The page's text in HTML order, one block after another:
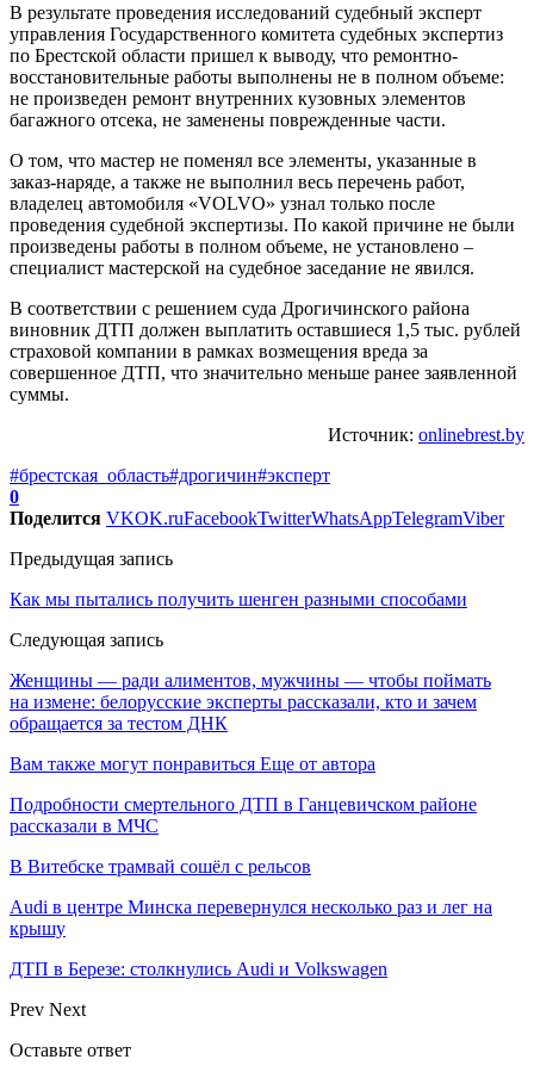
В результате проведения исследований судебный эксперт
управления Государственного комитета судебных экспертиз
по Брестской области пришел к выводу, что ремонтно-
восстановительные работы выполнены не в полном объеме:
не произведен ремонт внутренних кузовных элементов
багажного отсека, не заменены поврежденные части.
О том, что мастер не поменял все элементы, указанные в
заказ-наряде, а также не выполнил весь перечень работ,
владелец автомобиля «VOLVO» узнал только после
проведения судебной экспертизы. По какой причине не были
произведены работы в полном объеме, не установлено –
специалист мастерской на судебное заседание не явился.
В соответствии с решением суда Дрогичинского района
виновник ДТП должен выплатить оставшиеся 1,5 тыс. рублей
страховой компании в рамках возмещения вреда за
совершенное ДТП, что значительно меньше ранее заявленной
суммы.
Источник: onlinebrest.by
#брестская_область#дрогичин#эксперт
0
Поделится VKOK.ruFacebookTwitterWhatsAppTelegramViber
Предыдущая запись
Как мы пытались получить шенген разными способами
Следующая запись
Женщины — ради алиментов, мужчины — чтобы поймать
на измене: белорусские эксперты рассказали, кто и зачем
обращается за тестом ДНК
Вам также могут понравиться Еще от автора
Подробности смертельного ДТП в Ганцевичском районе
рассказали в МЧС
В Витебске трамвай сошёл с рельсов
Audi в центре Минска перевернулся несколько раз и лег на
крышу
ДТП в Березе: столкнулись Audi и Volkswagen
Prev Next
Оставьте ответ